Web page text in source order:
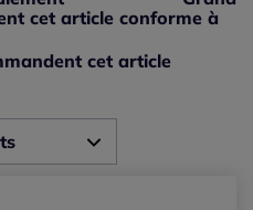
cet article conforme à
cet article